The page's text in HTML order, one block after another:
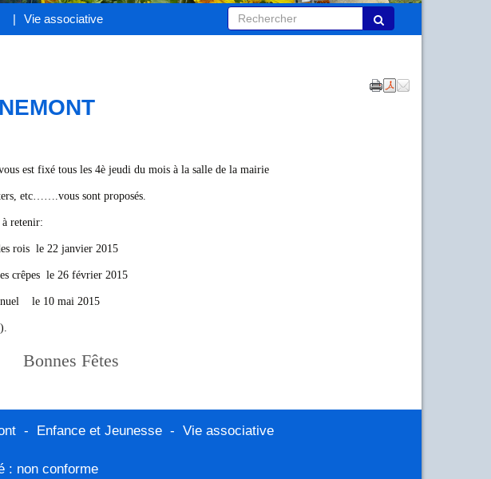
Vie associative
est fixé tous les 4è jeudi du mois à la salle de la mairie
etc…….vous sont proposés.
à retenir:
le 22 janvier 2015
le 26 février 2015
le 10 mai 2015
Bonnes Fêtes
- Enfance et Jeunesse - Vie associative
: non conforme